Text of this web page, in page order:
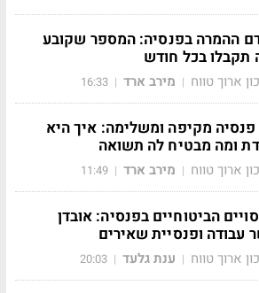
ההמרה בפנסיה: המספר שקובע
תקבלו בכל חודש
ארוך טווח | מירב ארד |
16:33
פנסיה מקיפה ומשלימה: איך היא
ומה מבטיח לה תשואה
ארוך טווח | מירב ארד |
11:49
הביטוחיים בפנסיה: אובדן
עבודה ופנסיית שאירים
ארוך טווח | ענת גלעד |
20:03